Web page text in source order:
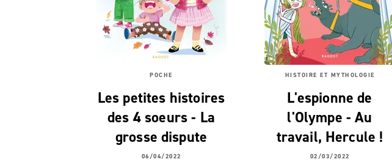
POCHE
Les petites histoires
des 4 soeurs - La
grosse dispute
06/04/2022
HISTOIRE ET MYTHOLOGIE
L'espionne de
l'Olympe - Au
travail, Hercule !
02/03/2022